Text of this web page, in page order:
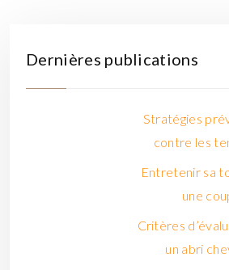
Dernières publications
Stratégies
contre les
Entretenir sa
une
Critères
un abri